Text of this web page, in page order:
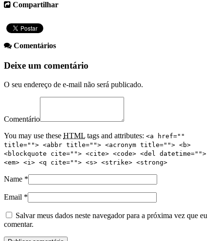
Compartilhar
Comentários
Deixe um comentário
O seu endereço de e-mail não será publicado.
Comentário
You may use these HTML tags and attributes: <a href=""
title=""> <abbr title=""> <acronym title=""> <b>
<blockquote cite=""> <cite> <code> <del datetime="">
<em> <i> <q cite=""> <s> <strike> <strong>
Name *
Email *
Salvar meus dados neste navegador para a próxima vez que eu
comentar.